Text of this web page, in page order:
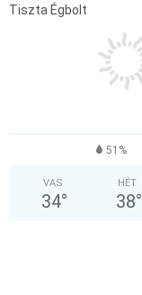
Tiszta Égbolt
51%
VAS
34°
HÉT
38°